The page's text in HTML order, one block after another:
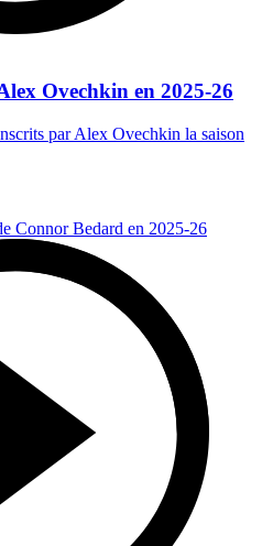
Ovechkin en 2025-26
par Alex Ovechkin la saison